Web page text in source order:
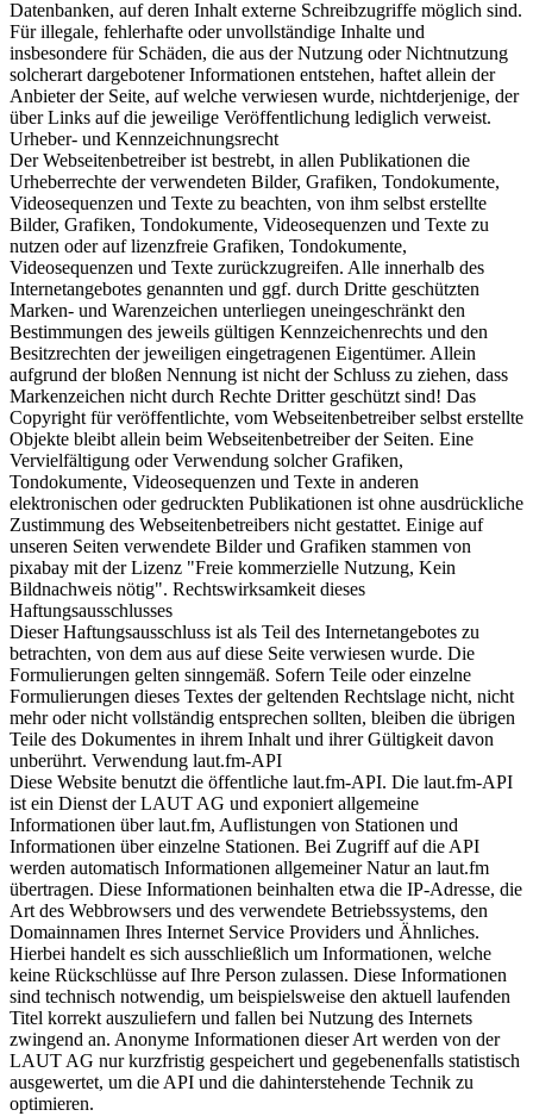
Datenbanken, auf deren Inhalt externe Schreibzugriffe möglich sind.
Für illegale, fehlerhafte oder unvollständige Inhalte und
insbesondere für Schäden, die aus der Nutzung oder Nichtnutzung
solcherart dargebotener Informationen entstehen, haftet allein der
Anbieter der Seite, auf welche verwiesen wurde, nichtderjenige, der
über Links auf die jeweilige Veröffentlichung lediglich verweist.
Urheber- und Kennzeichnungsrecht
Der Webseitenbetreiber ist bestrebt, in allen Publikationen die
Urheberrechte der verwendeten Bilder, Grafiken, Tondokumente,
Videosequenzen und Texte zu beachten, von ihm selbst erstellte
Bilder, Grafiken, Tondokumente, Videosequenzen und Texte zu
nutzen oder auf lizenzfreie Grafiken, Tondokumente,
Videosequenzen und Texte zurückzugreifen. Alle innerhalb des
Internetangebotes genannten und ggf. durch Dritte geschützten
Marken- und Warenzeichen unterliegen uneingeschränkt den
Bestimmungen des jeweils gültigen Kennzeichenrechts und den
Besitzrechten der jeweiligen eingetragenen Eigentümer. Allein
aufgrund der bloßen Nennung ist nicht der Schluss zu ziehen, dass
Markenzeichen nicht durch Rechte Dritter geschützt sind! Das
Copyright für veröffentlichte, vom Webseitenbetreiber selbst erstellte
Objekte bleibt allein beim Webseitenbetreiber der Seiten. Eine
Vervielfältigung oder Verwendung solcher Grafiken,
Tondokumente, Videosequenzen und Texte in anderen
elektronischen oder gedruckten Publikationen ist ohne ausdrückliche
Zustimmung des Webseitenbetreibers nicht gestattet. Einige auf
unseren Seiten verwendete Bilder und Grafiken stammen von
pixabay mit der Lizenz "Freie kommerzielle Nutzung, Kein
Bildnachweis nötig". Rechtswirksamkeit dieses
Haftungsausschlusses
Dieser Haftungsausschluss ist als Teil des Internetangebotes zu
betrachten, von dem aus auf diese Seite verwiesen wurde. Die
Formulierungen gelten sinngemäß. Sofern Teile oder einzelne
Formulierungen dieses Textes der geltenden Rechtslage nicht, nicht
mehr oder nicht vollständig entsprechen sollten, bleiben die übrigen
Teile des Dokumentes in ihrem Inhalt und ihrer Gültigkeit davon
unberührt. Verwendung laut.fm-API
Diese Website benutzt die öffentliche laut.fm-API. Die laut.fm-API
ist ein Dienst der LAUT AG und exponiert allgemeine
Informationen über laut.fm, Auflistungen von Stationen und
Informationen über einzelne Stationen. Bei Zugriff auf die API
werden automatisch Informationen allgemeiner Natur an laut.fm
übertragen. Diese Informationen beinhalten etwa die IP-Adresse, die
Art des Webbrowsers und des verwendete Betriebssystems, den
Domainnamen Ihres Internet Service Providers und Ähnliches.
Hierbei handelt es sich ausschließlich um Informationen, welche
keine Rückschlüsse auf Ihre Person zulassen. Diese Informationen
sind technisch notwendig, um beispielsweise den aktuell laufenden
Titel korrekt auszuliefern und fallen bei Nutzung des Internets
zwingend an. Anonyme Informationen dieser Art werden von der
LAUT AG nur kurzfristig gespeichert und gegebenenfalls statistisch
ausgewertet, um die API und die dahinterstehende Technik zu
optimieren.